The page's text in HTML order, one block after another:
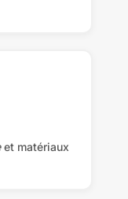
et matériaux